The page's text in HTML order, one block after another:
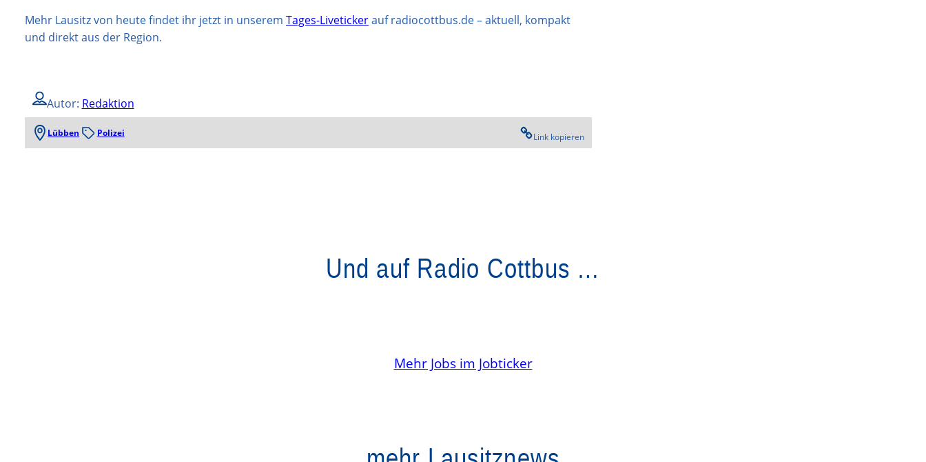
Mehr Lausitz von heute findet ihr jetzt in unserem Tages-Livetickerauf radiocottbus.de – aktuell, kompakt
und direkt aus der Region.
Autor: Redaktion
Lübben Polizei Link kopieren
Und auf Radio Cottbus …
Mehr Jobs im Jobticker